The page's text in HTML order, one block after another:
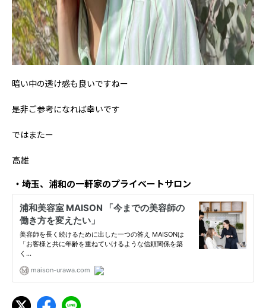
暗い中の透け感も良いですねー
是非ご参考になれば幸いです
ではまたー
高雄
埼玉、浦和の一軒家のプライベートサロン